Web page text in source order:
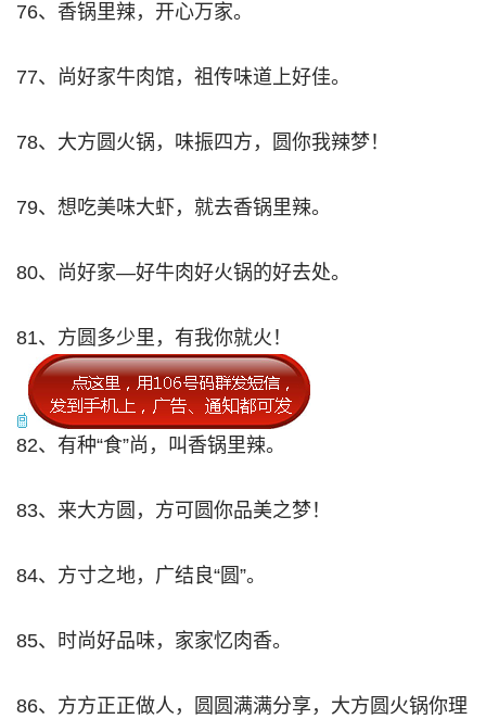
76、香锅里辣，开心万家。
77、尚好家牛肉馆，祖传味道上好佳。
78、大方圆火锅，味振四方，圆你我辣梦！
79、想吃美味大虾，就去香锅里辣。
80、尚好家—好牛肉好火锅的好去处。
81、方圆多少里，有我你就火！
82、有种“食”尚，叫香锅里辣。
83、来大方圆，方可圆你品美之梦！
84、方寸之地，广结良“圆”。
85、时尚好品味，家家忆肉香。
86、方方正正做人，圆圆满满分享，大方圆火锅你理